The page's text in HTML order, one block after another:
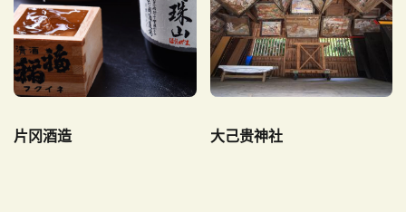
片冈酒造 大己贵神社